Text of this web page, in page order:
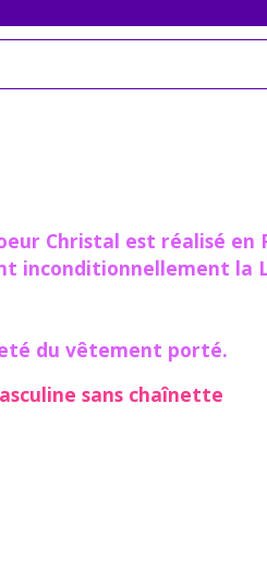
Christal est réalisé en
inconditionnellement
du vêtement porté.
sans chaînette